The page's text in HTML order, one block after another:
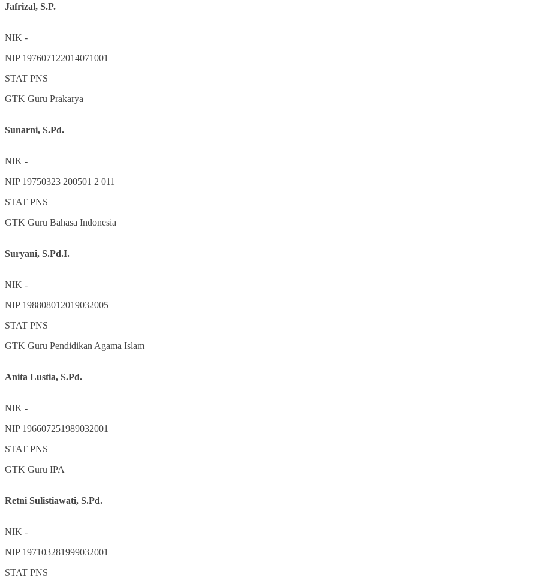
Jafrizal, S.P.
NIK -
NIP 197607122014071001
STAT PNS
GTK Guru Prakarya
Sunarni, S.Pd.
NIK -
NIP 19750323 200501 2 011
STAT PNS
GTK Guru Bahasa Indonesia
Suryani, S.Pd.I.
NIK -
NIP 198808012019032005
STAT PNS
GTK Guru Pendidikan Agama Islam
Anita Lustia, S.Pd.
NIK -
NIP 196607251989032001
STAT PNS
GTK Guru IPA
Retni Sulistiawati, S.Pd.
NIK -
NIP 197103281999032001
STAT PNS